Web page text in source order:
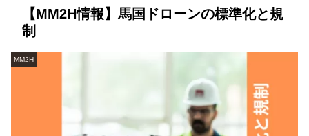
【MM2H情報】馬国ドローンの標準化と規
制
MM2H